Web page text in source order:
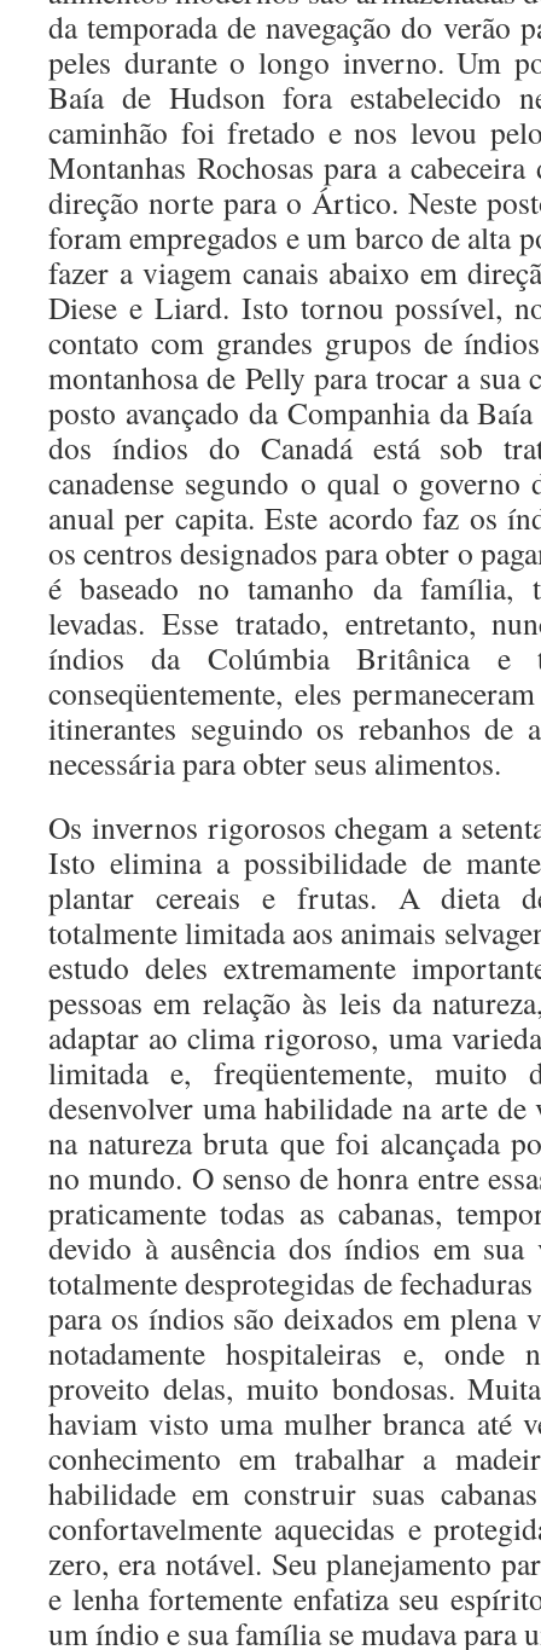
da temporada de navegação do verão
peles durante o longo inverno. Um
Baía de Hudson fora estabelecido
caminhão foi fretado e nos levou
Montanhas Rochosas para a
direção norte para o Ártico. Neste
foram empregados e um barco de alta
fazer a viagem canais abaixo em
Diese e Liard. Isto tornou possível,
contato com grandes grupos de
montanhosa de Pelly para trocar a sua
posto avançado da Companhia da
dos índios do Canadá está sob
canadense segundo o qual o governo
anual per capita. Este acordo faz os
os centros designados para obter o
é baseado no tamanho da família,
levadas. Esse tratado, entretanto,
índios da Colúmbia Britânica e
conseqüentemente, eles
itinerantes seguindo os rebanhos de
necessária para obter seus alimentos.
Os invernos rigorosos chegam a
Isto elimina a possibilidade de
plantar cereais e frutas. A dieta
totalmente limitada aos animais
estudo deles extremamente
pessoas em relação às leis da
adaptar ao clima rigoroso, uma
limitada e, freqüentemente, muito
desenvolver uma habilidade na arte
na natureza bruta que foi alcançada
no mundo. O senso de honra entre
praticamente todas as cabanas,
devido à ausência dos índios em sua
totalmente desprotegidas de
para os índios são deixados em plena
notadamente hospitaleiras e, onde
proveito delas, muito bondosas.
haviam visto uma mulher branca até
conhecimento em trabalhar a
habilidade em construir suas
confortavelmente aquecidas e
zero, era notável. Seu planejamento
e lenha fortemente enfatiza seu
um índio e sua família se mudava para